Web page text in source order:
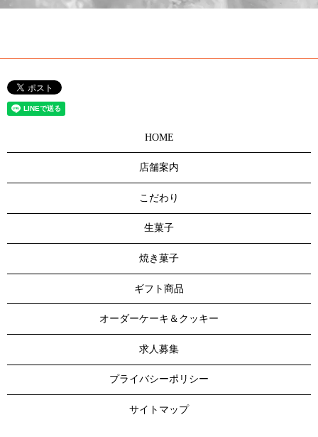
HOME
店舗案内
こだわり
生菓子
焼き菓子
ギフト商品
オーダーケーキ＆クッキー
求人募集
プライバシーポリシー
サイトマップ